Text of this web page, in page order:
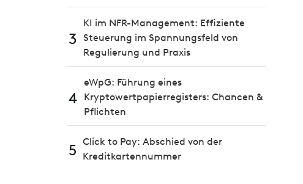
3
KI im NFR-Management: Effiziente
Steuerung im Spannungsfeld von
Regulierung und Praxis
4
eWpG: Führung eines
Kryptowertpapierregisters: Chancen &
Pflichten
5 Click to Pay: Abschied von der
Kreditkartennummer